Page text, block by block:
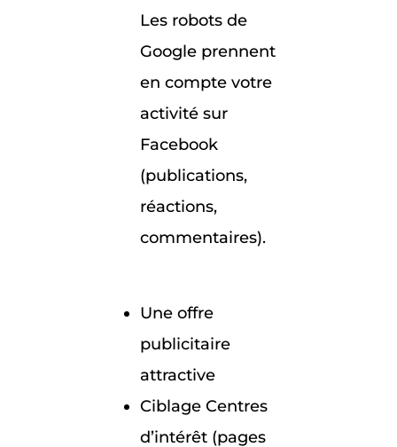
Les robots de
Google prennent
en compte votre
activité sur
Facebook
(publications,
réactions,
commentaires).
Une offre
publicitaire
attractive
Ciblage Centres
d’intérêt (pages